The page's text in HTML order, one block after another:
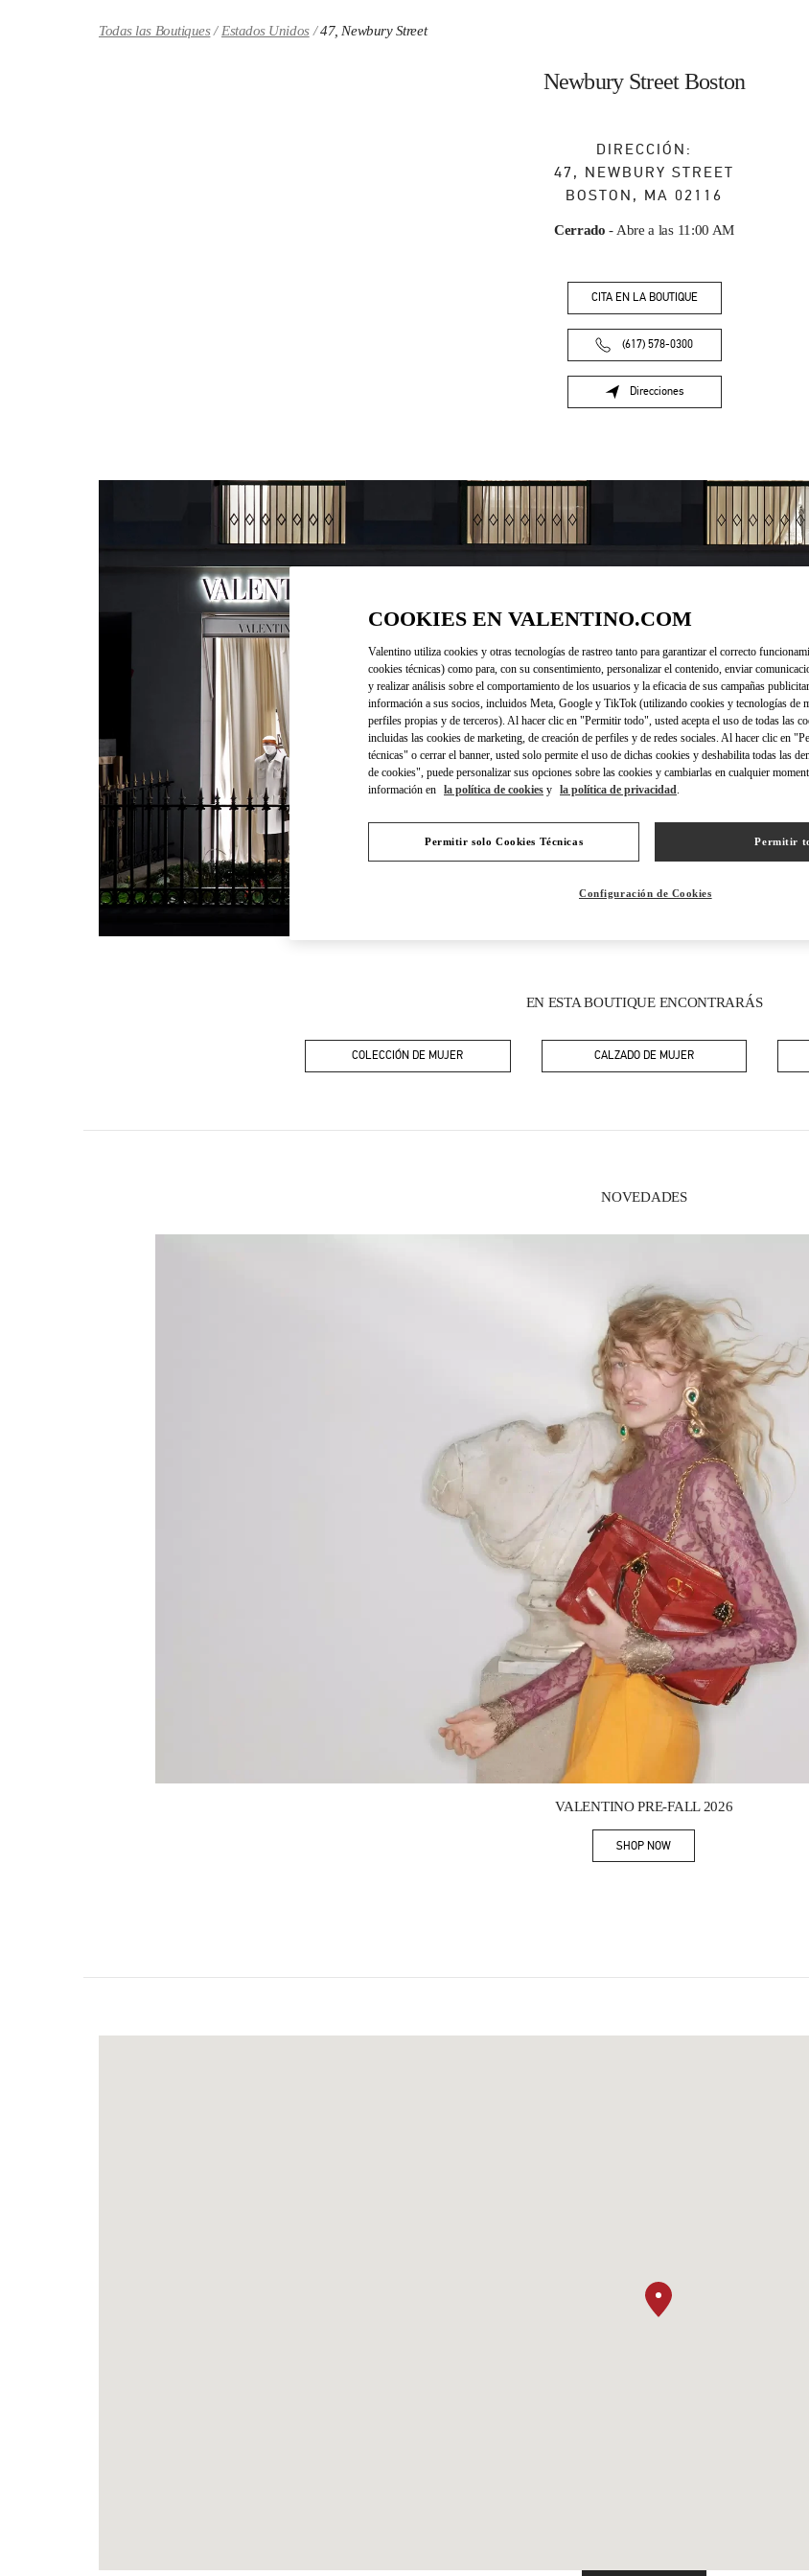
Todas las Boutiques Estados Unidos 47, Newbury Street
Newbury Street Boston
DIRECCIÓN:
47, NEWBURY STREET
BOSTON , MA 02116
Cerrado - Abre a las 11:00 AM
CITA EN LA BOUTIQUE
(617) 578-0300
Direcciones
Link Opens in New Tab
HORARIO
Día de la SemanaHorario
Domingo 12:00 PM-5:00 PM
Lunes
11:00 AM-5:00 PM
Martes
11:00 AM-5:00 PM
Miércoles
11:00 AM-5:00 PM
Jueves 11:00 AM-5:00 PM
Viernes 11:00 AM
Sábado
11:00 AM-5:00 PM
EN ESTA BOUTIQUE ENCONTRARÁS
COLECCIÓN DE MUJER CALZADO DE MUJER
NOVEDADES
VALENTINO PRE-FALL 2026
SHOP NOWLink Opens in New Tab
COOKIES EN VALENTINO.COM
Valentino utiliza cookies y otras tecnologías de rastreo tanto para garantizar el correcto
cookies técnicas) como para, con su consentimiento, personalizar el contenido, enviar
y realizar análisis sobre el comportamiento de los usuarios y la eficacia de sus campañas
información a sus socios, incluidos Meta, Google y TikTok (utilizando cookies y tecnologías de
perfiles propias y de terceros). Al hacer clic en "Permitir todo", usted acepta el uso de todas las
incluidas las cookies de marketing, de creación de perfiles y de redes sociales. Al hacer clic en
técnicas" o cerrar el banner, usted solo permite el uso de dichas cookies y deshabilita todas las
de cookies", puede personalizar sus opciones sobre las cookies y cambiarlas en cualquier
información en la política de cookies y la política de privacidad.
Permitir solo Cookies Técnicas Permitir
Configuración de Cookies